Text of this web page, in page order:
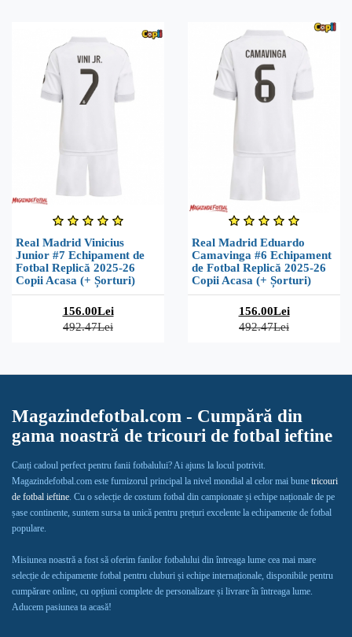
Real Madrid Vinicius
Junior #7 Echipament de
Fotbal Replică 2025-26
Copii Acasa (+ Șorturi)
156.00Lei
492.47Lei
Real Madrid Eduardo
Camavinga #6 Echipament
de Fotbal Replică 2025-26
Copii Acasa (+ Șorturi)
156.00Lei
492.47Lei
Magazindefotbal.com - Cumpără din
gama noastră de tricouri de fotbal ieftine
Cauți cadoul perfect pentru fanii fotbalului? Ai ajuns la locul potrivit.
Magazindefotbal.com este furnizorul principal la nivel mondial al celor mai bune tricouri
de fotbal ieftine. Cu o selecție de costum fotbal din campionate și echipe naționale de pe
șase continente, suntem sursa ta unică pentru prețuri excelente la echipamente de fotbal
populare.
Misiunea noastră a fost să oferim fanilor fotbalului din întreaga lume cea mai mare
selecție de echipamente fotbal pentru cluburi și echipe internaționale, disponibile pentru
cumpărare online, cu opțiuni complete de personalizare și livrare în întreaga lume.
Aducem pasiunea ta acasă!